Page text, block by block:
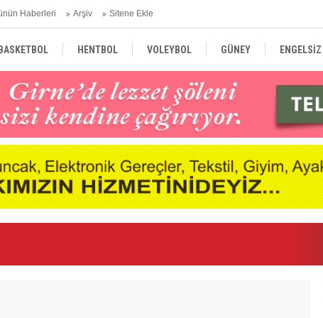
Haberleri Arşiv Sitene Ekle
BASKETBOL HENTBOL VOLEYBOL GÜNEY ENGELSİZ
AVRUPA DÜNYA